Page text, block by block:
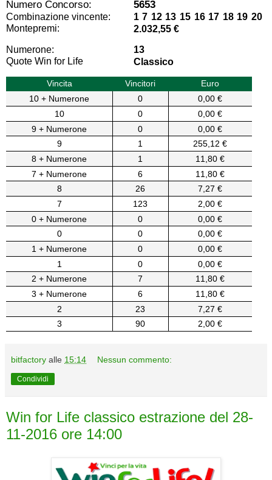
Numero Concorso: 5653
Combinazione vincente:
1 7 12 13 15 16 17 18 19 20
Montepremi:
2.032,55 €
Numerone:
13
Quote Win for Life
Classico
Vincita Vincitori
Euro
10 + Numerone
0
0,00 €
10
0
0,00 €
9 + Numerone
0
0,00 €
9
1
255,12 €
8 + Numerone
1
11,80 €
7 + Numerone
6
11,80 €
8
26
7,27 €
7
123
2,00 €
0 + Numerone
0
0,00 €
0
0
0,00 €
1 + Numerone
0
0,00 €
1
0
0,00 €
2 + Numerone
7
11,80 €
3 + Numerone
6
11,80 €
2
23
7,27 €
3
90 2,00 €
bitfactory alle 15:14 Nessun commento:
Condividi
Win for Life classico estrazione del 28-
11-2016 ore 14:00